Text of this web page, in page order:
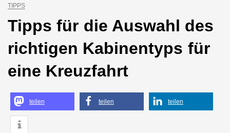
TIPPS
Tipps für die Auswahl des
richtigen Kabinentyps für
eine Kreuzfahrt
teilen teilen teilen